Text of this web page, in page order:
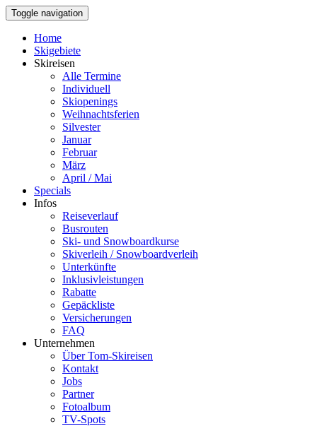
Toggle navigation
Home
Skigebiete
Skireisen
Alle Termine
Individuell
Skiopenings
Weihnachtsferien
Silvester
Januar
Februar
März
April / Mai
Specials
Infos
Reiseverlauf
Busrouten
Ski- und Snowboardkurse
Skiverleih / Snowboardverleih
Unterkünfte
Inklusivleistungen
Rabatte
Gepäckliste
Versicherungen
FAQ
Unternehmen
Über Tom-Skireisen
Kontakt
Jobs
Partner
Fotoalbum
TV-Spots